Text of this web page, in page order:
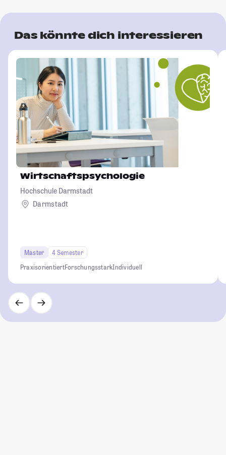
Das könnte dich interessieren
Wirtschaftspsychologie
Hochschule Darmstadt
Darmstadt
Master
4 Semester
PraxisorientiertForschungsstarkIndividuell